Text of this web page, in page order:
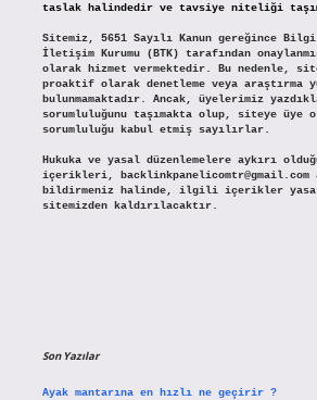
taslak halindedir ve tavsiye niteliği
Sitemiz, 5651 Sayılı Kanun gereğince
İletişim Kurumu (BTK) tarafından
olarak hizmet vermektedir. Bu nedenle,
proaktif olarak denetleme veya araştırma
bulunmamaktadır. Ancak, üyelerimiz
sorumluluğunu taşımakta olup, siteye üye
sorumluluğu kabul etmiş sayılırlar.
Hukuka ve yasal düzenlemelere aykırı
içerikleri,
backlinkpanelicomtr@gmail.com
bildirmeniz halinde, ilgili içerikler
sitemizden kaldırılacaktır.
Son Yazılar
Ayak mantarına en hızlı ne geçirir ?